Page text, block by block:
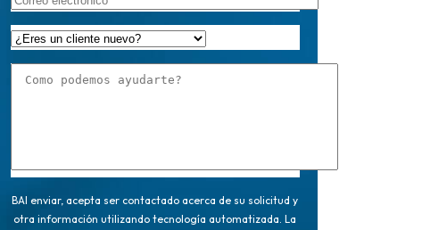
BAl enviar, acepta ser contactado acerca de su solicitud y
otra información utilizando tecnología automatizada. La